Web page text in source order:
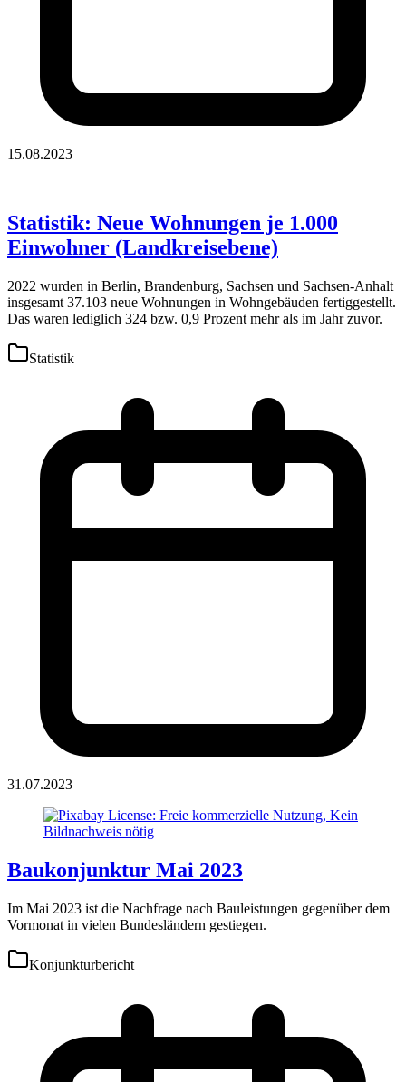
15.08.2023
Statistik: Neue Wohnungen je 1.000
Einwohner (Landkreisebene)
2022 wurden in Berlin, Brandenburg, Sachsen und Sachsen-Anhalt
insgesamt 37.103 neue Wohnungen in Wohngebäuden fertiggestellt.
Das waren lediglich 324 bzw. 0,9 Prozent mehr als im Jahr zuvor.
Statistik
31.07.2023
Baukonjunktur Mai 2023
Im Mai 2023 ist die Nachfrage nach Bauleistungen gegenüber dem
Vormonat in vielen Bundesländern gestiegen.
Konjunkturbericht